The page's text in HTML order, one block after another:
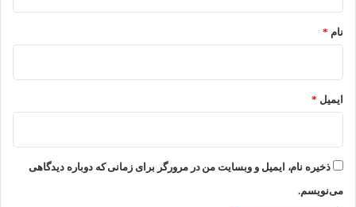
نام *
ایمیل *
ذخیره نام، ایمیل و وبسایت من در مرورگر برای زمانی که دوباره دیدگاهی
می‌نویسم.